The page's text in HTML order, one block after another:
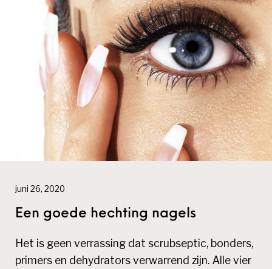
juni 26, 2020
Een goede hechting nagels
Het is geen verrassing dat scrubseptic, bonders,
primers en dehydrators verwarrend zijn. Alle vier